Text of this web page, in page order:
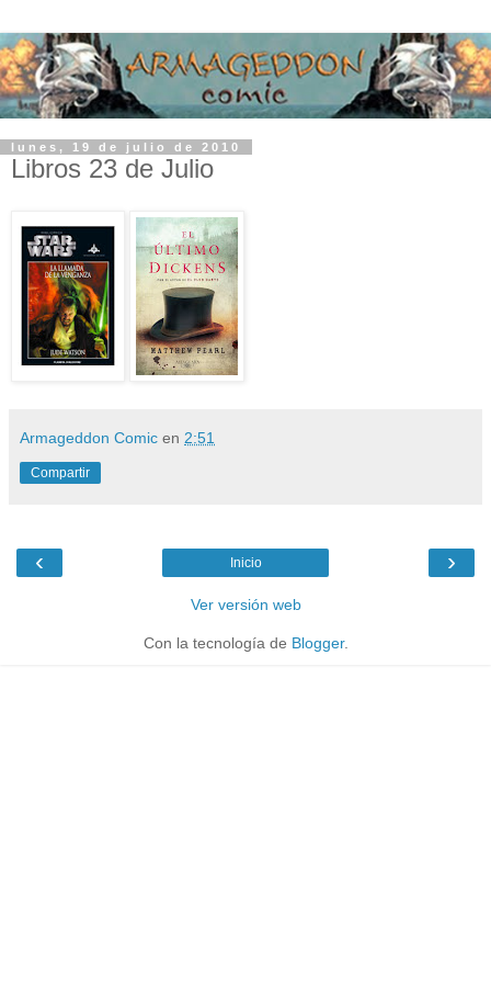
lunes, 19 de julio de 2010
Libros 23 de Julio
Armageddon Comic en 2:51
Compartir
‹ ›
Inicio
Ver versión web
Con la tecnología de Blogger.